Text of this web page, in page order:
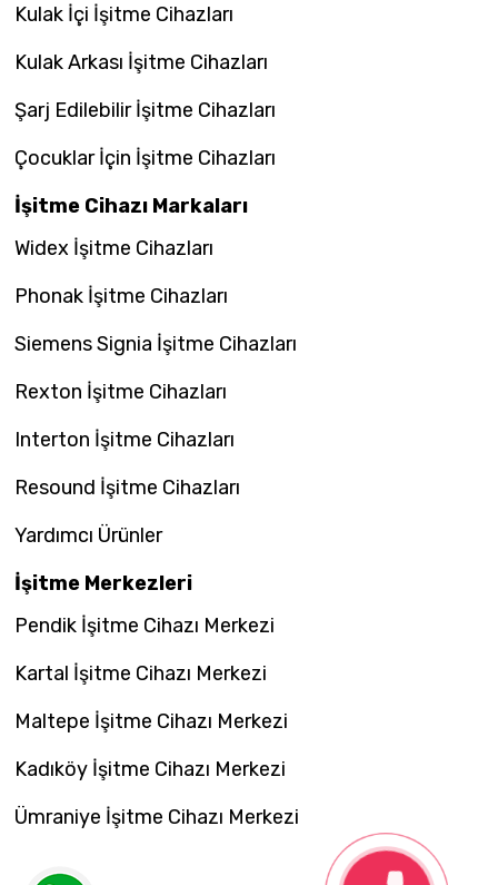
Kulak İçi İşitme Cihazları
Kulak Arkası İşitme Cihazları
Şarj Edilebilir İşitme Cihazları
Çocuklar İçin İşitme Cihazları
İşitme Cihazı Markaları
Widex İşitme Cihazları
Phonak İşitme Cihazları
Siemens Signia İşitme Cihazları
Rexton İşitme Cihazları
Interton İşitme Cihazları
Resound İşitme Cihazları
Yardımcı Ürünler
İşitme Merkezleri
Pendik İşitme Cihazı Merkezi
Kartal İşitme Cihazı Merkezi
Maltepe İşitme Cihazı Merkezi
Kadıköy İşitme Cihazı Merkezi
Ümraniye İşitme Cihazı Merkezi